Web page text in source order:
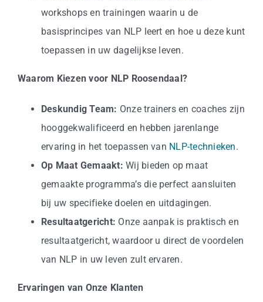
workshops en trainingen waarin u de
basisprincipes van NLP leert en hoe u deze kunt
toepassen in uw dagelijkse leven.
Waarom Kiezen voor NLP Roosendaal?
Deskundig Team: Onze trainers en coaches zijn
hooggekwalificeerd en hebben jarenlange
ervaring in het toepassen van NLP-technieken.
Op Maat Gemaakt: Wij bieden op maat
gemaakte programma’s die perfect aansluiten
bij uw specifieke doelen en uitdagingen.
Resultaatgericht: Onze aanpak is praktisch en
resultaatgericht, waardoor u direct de voordelen
van NLP in uw leven zult ervaren.
Ervaringen van Onze Klanten